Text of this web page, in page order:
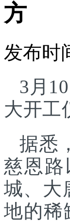
方
发布时
3月
大开工
据悉
慈恩
城、大
地的稀